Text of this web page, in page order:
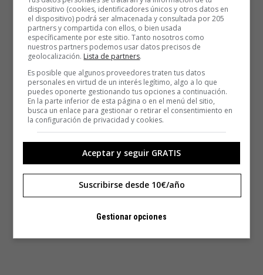
dispositivo (cookies, identificadores únicos y otros datos en
el dispositivo) podrá ser almacenada y consultada por 205
partners y compartida con ellos, o bien usada
específicamente por este sitio. Tanto nosotros como
nuestros partners podemos usar datos precisos de
geolocalización. Lista de partners.
Es posible que algunos proveedores traten tus datos
personales en virtud de un interés legítimo, algo a lo que
puedes oponerte gestionando tus opciones a continuación.
En la parte inferior de esta página o en el menú del sitio,
busca un enlace para gestionar o retirar el consentimiento en
la configuración de privacidad y cookies.
Aceptar y seguir GRATIS
Suscribirse desde 10€/año
Gestionar opciones